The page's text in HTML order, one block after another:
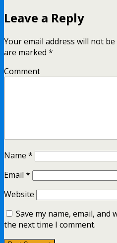
Leave a Reply
Your email address will not
are marked *
Comment
Name *
Email *
Website
Save my name, email,
the next time I comment.